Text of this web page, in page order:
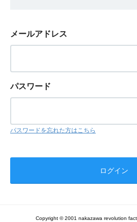
メールアドレス
パスワード
パスワードを忘れた方はこちら
Copyright © 2001 nakazawa revolution